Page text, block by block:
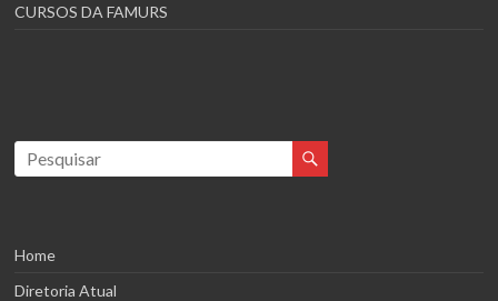
CURSOS DA FAMURS
Home
Diretoria Atual